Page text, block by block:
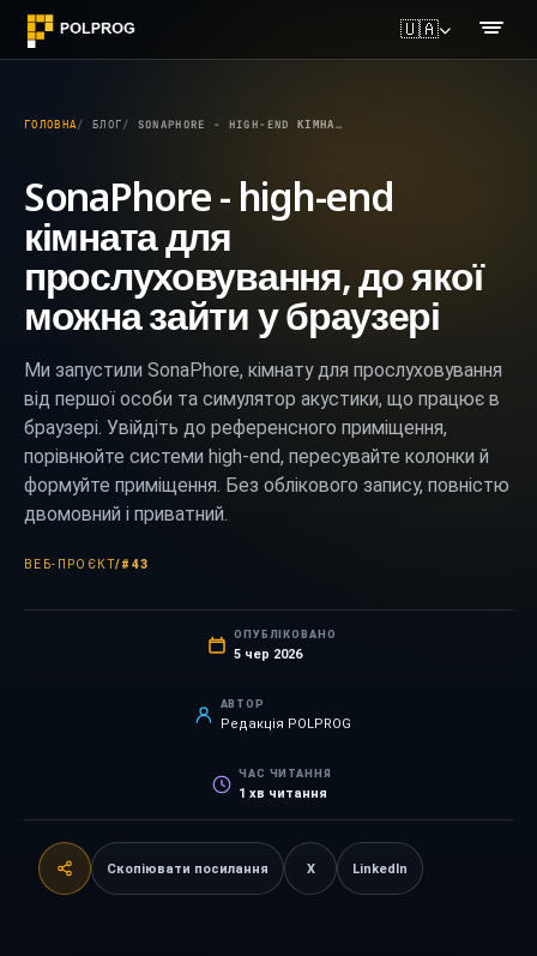
🇺🇦
ГОЛОВНА БЛОГ SONAPHORE - HIGH-END КІМНАТА ДЛЯ ПРОСЛУХОВУВАННЯ, ДО ЯКОЇ МОЖНА ЗАЙТИ У БРАУЗЕРІ
SonaPhore - high-end
кімната для
прослуховування, до якої
можна зайти у браузері
Ми запустили SonaPhore, кімнату для прослуховування
від першої особи та симулятор акустики, що працює в
браузері. Увійдіть до референсного приміщення,
порівнюйте системи high-end, пересувайте колонки й
формуйте приміщення. Без облікового запису, повністю
двомовний і приватний.
ВЕБ-ПРОЄКТ/#43
ОПУБЛІКОВАНО
5 чер 2026
АВТОР
Редакція POLPROG
ЧАС ЧИТАННЯ
1 хв читання
Скопіювати посилання X LinkedIn